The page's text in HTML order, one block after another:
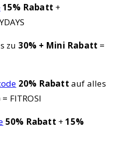
15% Rabatt +
zu 30% + Mini Rabatt =
20% Rabatt auf alles
FITROSI
50% Rabatt +15%